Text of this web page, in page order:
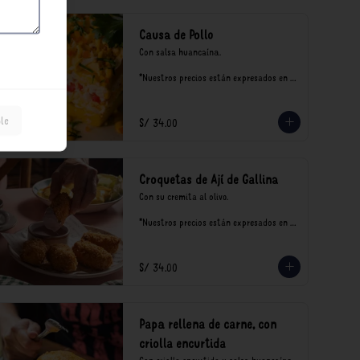
Causa de Pollo
Con salsa huancaína.
*Nuestros precios están expresados en
S/ 34.00
Croquetas de Ají de Gallina
Con su cremita al olivo.
*Nuestros precios están expresados en
S/ 34.00
Papa rellena de carne, con
criolla encurtida